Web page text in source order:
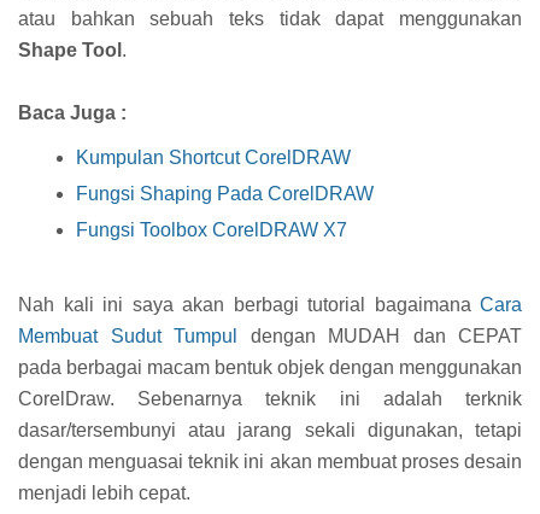
atau bahkan sebuah teks tidak dapat menggunakan
Shape Tool .
Baca Juga :
Kumpulan Shortcut CorelDRAW
Fungsi Shaping Pada CorelDRAW
Fungsi Toolbox CorelDRAW X7
Nah kali ini saya akan berbagi tutorial bagaimana Cara
Membuat Sudut Tumpul
dengan MUDAH dan CEPAT
pada berbagai macam bentuk objek dengan menggunakan
CorelDraw. Sebenarnya teknik ini adalah terknik
dasar/tersembunyi atau jarang sekali digunakan, tetapi
dengan menguasai teknik ini akan membuat proses desain
menjadi lebih cepat.